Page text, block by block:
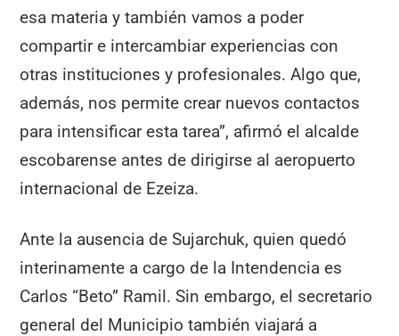
esa materia y también vamos a poder
compartir e intercambiar experiencias con
otras instituciones y profesionales. Algo que,
además, nos permite crear nuevos contactos
para intensificar esta tarea”, afirmó el alcalde
escobarense antes de dirigirse al aeropuerto
internacional de Ezeiza.
Ante la ausencia de Sujarchuk, quien quedó
interinamente a cargo de la Intendencia es
Carlos “Beto” Ramil. Sin embargo, el secretario
general del Municipio también viajará a